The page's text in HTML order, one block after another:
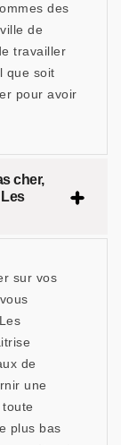
des
de
travailler
que soit
pour avoir
cher,
sur vos
de
une
plus bas